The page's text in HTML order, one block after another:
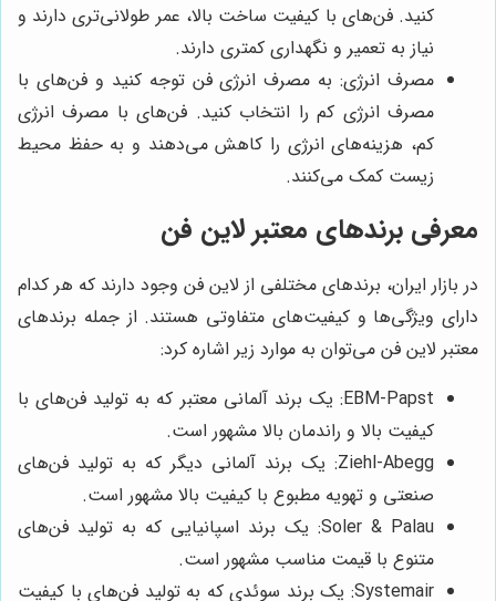
کنید. فن‌های با کیفیت ساخت بالا، عمر طولانی‌تری دارند و
نیاز به تعمیر و نگهداری کمتری دارند.
مصرف انرژی: به مصرف انرژی فن توجه کنید و فن‌های با
مصرف انرژی کم را انتخاب کنید. فن‌های با مصرف انرژی
کم، هزینه‌های انرژی را کاهش می‌دهند و به حفظ محیط
زیست کمک می‌کنند.
معرفی برندهای معتبر لاین فن
در بازار ایران، برندهای مختلفی از لاین فن وجود دارند که هر کدام
دارای ویژگی‌ها و کیفیت‌های متفاوتی هستند. از جمله برندهای
معتبر لاین فن می‌توان به موارد زیر اشاره کرد:
EBM-Papst: یک برند آلمانی معتبر که به تولید فن‌های با
کیفیت بالا و راندمان بالا مشهور است.
Ziehl-Abegg: یک برند آلمانی دیگر که به تولید فن‌های
صنعتی و تهویه مطبوع با کیفیت بالا مشهور است.
Soler & Palau: یک برند اسپانیایی که به تولید فن‌های
متنوع با قیمت مناسب مشهور است.
Systemair: یک برند سوئدی که به تولید فن‌های با کیفیت